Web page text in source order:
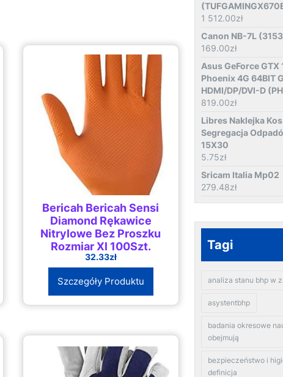
Bericah Bericah Sensi
Diamond Rękawice
Nitrylowe Bez Proszku
Rozmiar Xl 100Szt.
32.33zł
Szczegóły Produktu
1 512.00zł
Canon NB-7L
169.00zł
Asus GeForce GTX
Phoenix 4G 64BIT
HDMI/DP/DVI-D
819.00zł
Libres Naklejka
Segregacja
15X30
5.75zł
Sricam Italia Mp02
279.48zł
Tagi
analiza stanu bhp w
asystentbhp
badania okresowe
obejmują
bezpieczeństwo i
definicja